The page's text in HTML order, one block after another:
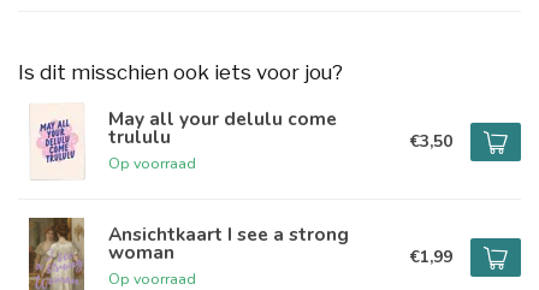
Is dit misschien ook iets voor jou?
May all your delulu come
trululu
Op voorraad
€3,50
Ansichtkaart I see a strong
woman
Op voorraad
€1,99